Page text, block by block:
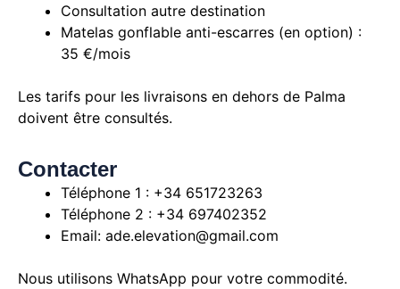
Consultation autre destination
Matelas gonflable anti-escarres (en option) :
35 €/mois
Les tarifs pour les livraisons en dehors de Palma
doivent être consultés.
Contacter
Téléphone 1 : +34 651723263
Téléphone 2 : +34 697402352
Email: ade.elevation@gmail.com
Nous utilisons WhatsApp pour votre commodité.